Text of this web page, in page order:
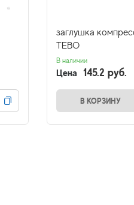
заглушка
TEBO
В наличии
Цена 145.2 руб.
В КОРЗИНУ